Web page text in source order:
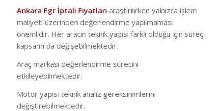
Ankara Egr İptali Fiyatları araştırılırken yalnızca işlem
maliyeti üzerinden değerlendirme yapılmaması
önemlidir. Her aracın teknik yapısı farklı olduğu için süreç
kapsamı da değişebilmektedir.
Araç markası değerlendirme sürecini
etkileyebilmektedir.
Motor yapısı teknik analiz gereksinimlerini
değiştirebilmektedir.